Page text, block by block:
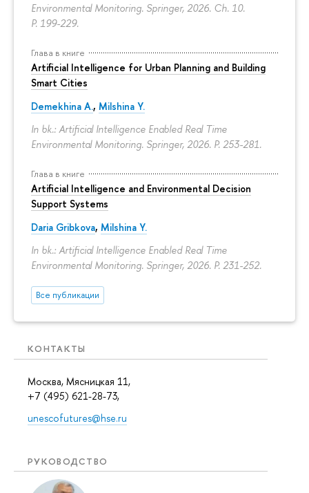
Environmental Monitoring. Springer, 2026. Ch. 10.
P. 199-229.
Глава в книге
Artificial Intelligence for Urban Planning and Building
Smart Cities
Demekhina A., Milshina Y.
In bk.: Artificial Intelligence Enabled Real Time
Environmental Monitoring. Springer, 2026. P. 253-281.
Глава в книге
Artificial Intelligence and Environmental Decision
Support Systems
Daria Gribkova, Milshina Y.
In bk.: Artificial Intelligence Enabled Real Time
Environmental Monitoring. Springer, 2026. P. 231-252.
Все публикации
КОНТАКТЫ
Москва, Мясницкая 11,
+7 (495) 621-28-73,
unescofutures@hse.ru
РУКОВОДСТВО